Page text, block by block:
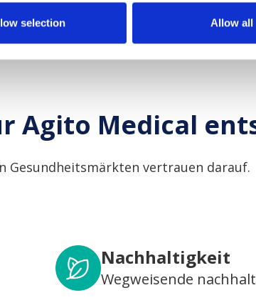
selection Allow all
Agito Medical
Gesundheitsmärkten vertrauen darauf.
Nachhaltigkeit
Wegweisende